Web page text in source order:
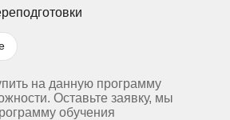
на данную программу
Оставьте заявку, мы
обучения